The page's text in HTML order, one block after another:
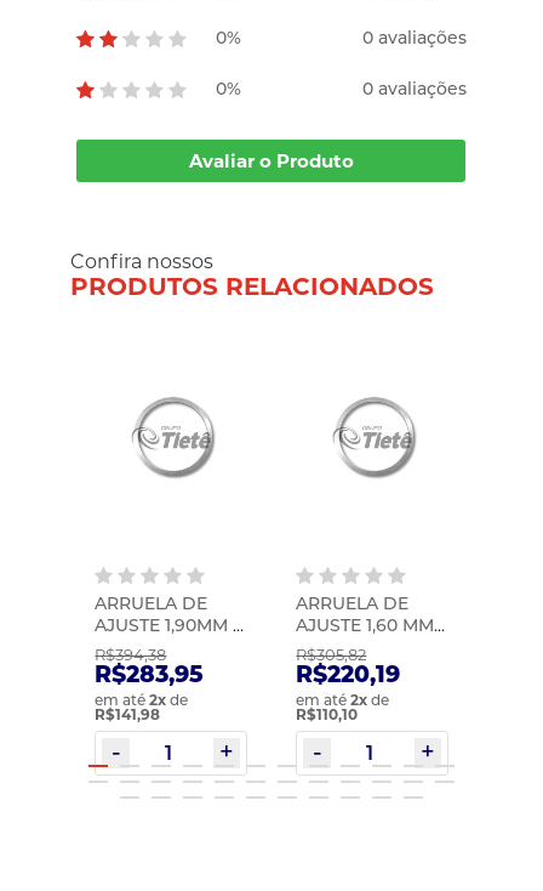
0% 0 avaliações
0% 0 avaliações
Avaliar o Produto
Confira nossos
PRODUTOS RELACIONADOS
ARRUELA DE
AJUSTE 1,90MM |
ZF | 0730105767
R$394,38
R$283,95
em até2x de
R$141,98
ARRUELA DE
AJUSTE 1,60 MM |
ZF | 0730004830
R$305,82
R$220,19
em até2x de
R$110,10